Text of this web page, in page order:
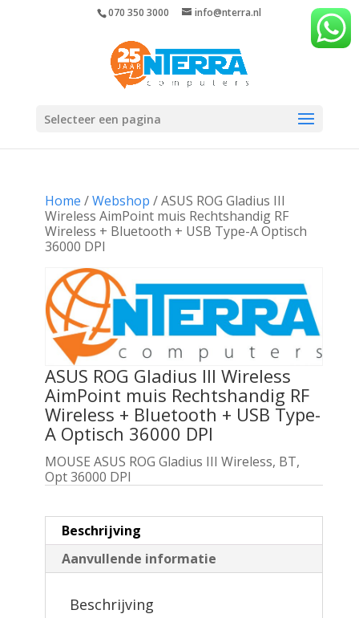
070 350 3000 info@nterra.nl
Selecteer een pagina
Home /Webshop / ASUS ROG Gladius III
Wireless AimPoint muis Rechtshandig RF
Wireless + Bluetooth + USB Type-A Optisch
36000 DPI
ASUS ROG Gladius III Wireless
AimPoint muis Rechtshandig RF
Wireless + Bluetooth + USB Type-
A Optisch 36000 DPI
MOUSE ASUS ROG Gladius III Wireless, BT,
Opt 36000 DPI
Beschrijving
Aanvullende informatie
Beschrijving